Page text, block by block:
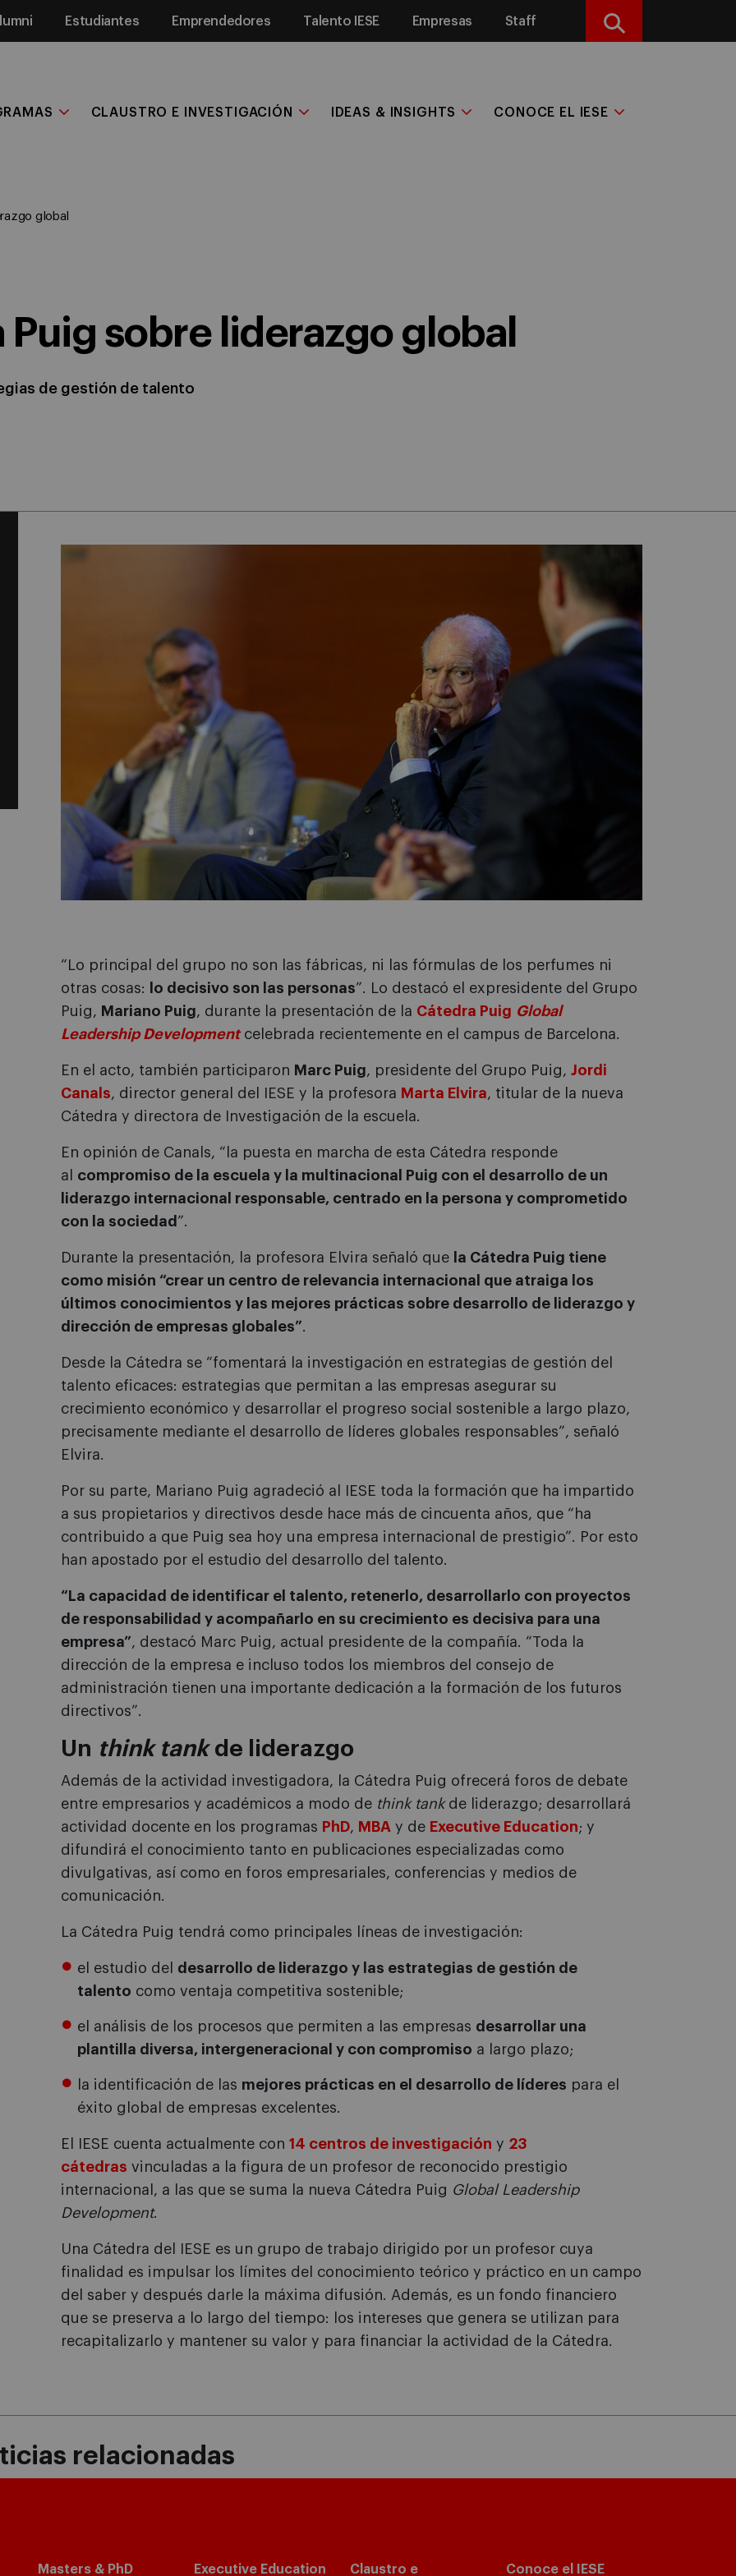
Estudiantes Emprendedores Talento IESE Empresas Staff Buscar
CLAUSTRO E INVESTIGACIÓN IDEAS & INSIGHTS CONOCE EL IESE
global
Puig sobre liderazgo global
de gestión de talento
“Lo principal del grupo no son las fábricas, ni las fórmulas de los perfumes ni
otras cosas:
lo decisivo son las personas”. Lo destacó el expresidente del Grupo
Puig, Mariano Puig, durante la presentación de la Cátedra Puig Global
Leadership Developmentcelebrada recientemente en el campus de Barcelona.
En el acto, también participaron Marc Puig, presidente del Grupo Puig, Jordi
Canals, director general del IESE y la profesora Marta Elvira, titular de la nueva
Cátedra y directora de Investigación de la escuela.
En opinión de Canals, “la puesta en marcha de esta Cátedra responde
al compromiso de la escuela y la multinacional Puig con el desarrollo de un
liderazgo internacional responsable, centrado en la persona y comprometido
con la sociedad ”.
Durante la presentación, la profesora Elvira señaló que
la Cátedra Puig tiene
como misión “crear un centro de relevancia internacional que atraiga los
últimos conocimientos y las mejores prácticas sobre desarrollo de liderazgo y
dirección de empresas globales”.
Desde la Cátedra se “fomentará la investigación en estrategias de gestión del
talento eficaces: estrategias que permitan a las empresas asegurar su
crecimiento económico y desarrollar el progreso social sostenible a largo plazo,
precisamente mediante el desarrollo de líderes globales responsables”, señaló
Elvira.
Por su parte, Mariano Puig agradeció al IESE toda la formación que ha impartido
a sus propietarios y directivos desde hace más de cincuenta años, que “ha
contribuido a que Puig sea hoy una empresa internacional de prestigio”. Por esto
han apostado por el estudio del desarrollo del talento.
“La capacidad de identificar el talento, retenerlo, desarrollarlo con proyectos
de responsabilidad y acompañarlo en su crecimiento es decisiva para una
empresa”, destacó Marc Puig, actual presidente de la compañía. “Toda la
dirección de la empresa e incluso todos los miembros del consejo de
administración tienen una importante dedicación a la formación de los futuros
directivos”.
Un think tankde liderazgo
Además de la actividad investigadora, la Cátedra Puig ofrecerá foros de debate
entre empresarios y académicos a modo de think tankde liderazgo; desarrollará
actividad docente en los programas PhD, MBA y de Executive Education; y
difundirá el conocimiento tanto en publicaciones especializadas como
divulgativas, así como en foros empresariales, conferencias y medios de
comunicación.
La Cátedra Puig tendrá como principales líneas de investigación:
el estudio del desarrollo de liderazgo y las estrategias de gestión de
talento como ventaja competitiva sostenible;
el análisis de los procesos que permiten a las empresas desarrollar una
plantilla diversa, intergeneracional y con compromiso a largo plazo;
la identificación de las mejores prácticas en el desarrollo de líderes para el
éxito global de empresas excelentes.
El IESE cuenta actualmente con 14 centros de investigación y 23
cátedras vinculadas a la figura de un profesor de reconocido prestigio
internacional, a las que se suma la nueva Cátedra Puig Global Leadership
Development.
Una Cátedra del IESE es un grupo de trabajo dirigido por un profesor cuya
finalidad es impulsar los límites del conocimiento teórico y práctico en un campo
del saber y después darle la máxima difusión. Además, es un fondo financiero
que se preserva a lo largo del tiempo: los intereses que genera se utilizan para
recapitalizarlo y mantener su valor y para financiar la actividad de la Cátedra.
relacionadas
Masters & PhD Executive Education
Claustro e
Conoce el IESE